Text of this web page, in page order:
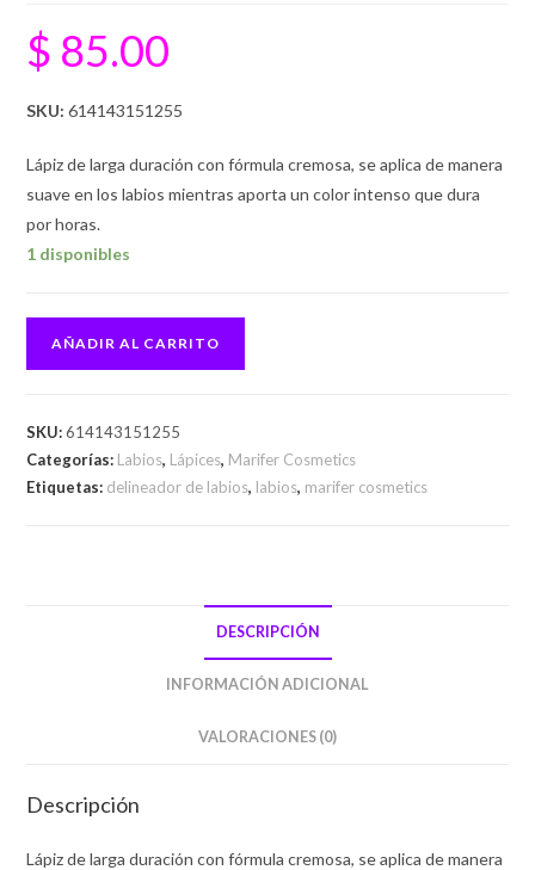
$ 85.00
SKU:614143151255
Lápiz de larga duración con fórmula cremosa, se aplica de manera
suave en los labios mientras aporta un color intenso que dura
por horas.
1 disponibles
AÑADIR AL CARRITO
SKU:614143151255
Categorías: Labios, Lápices, Marifer Cosmetics
Etiquetas: delineador de labios, labios, marifer cosmetics
DESCRIPCIÓN
INFORMACIÓN ADICIONAL
VALORACIONES (0)
Descripción
Lápiz de larga duración con fórmula cremosa, se aplica de manera